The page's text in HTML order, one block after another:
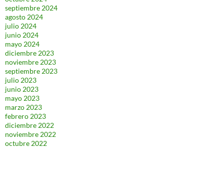
septiembre 2024
agosto 2024
julio 2024
junio 2024
mayo 2024
diciembre 2023
noviembre 2023
septiembre 2023
julio 2023
junio 2023
mayo 2023
marzo 2023
febrero 2023
diciembre 2022
noviembre 2022
octubre 2022